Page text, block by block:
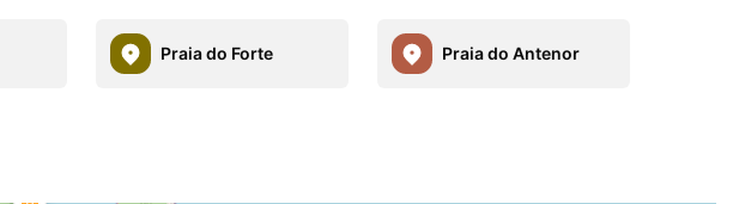
Praia do Forte Praia do Antenor